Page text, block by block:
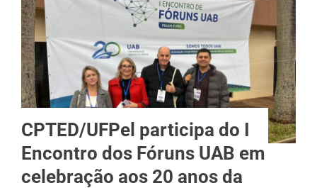
CPTED/UFPel participa do I
Encontro dos Fóruns UAB em
celebração aos 20 anos da